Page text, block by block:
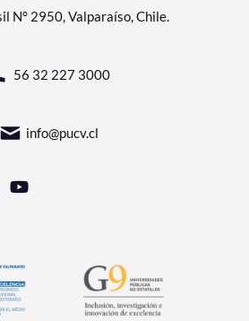
N° 2950, Valparaíso, Chile.
56 32 227 3000
info@pucv.cl